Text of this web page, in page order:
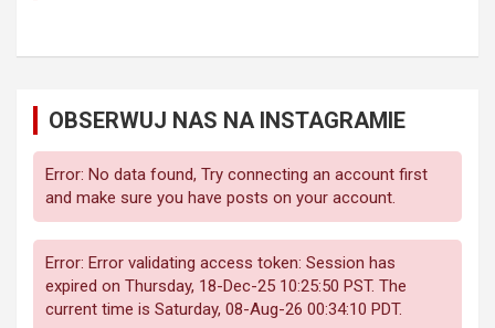
OBSERWUJ NAS NA INSTAGRAMIE
Error: No data found, Try connecting an account first
and make sure you have posts on your account.
Error: Error validating access token: Session has
expired on Thursday, 18-Dec-25 10:25:50 PST. The
current time is Saturday, 08-Aug-26 00:34:10 PDT.